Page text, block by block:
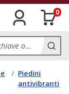
0
/ Piedini
antivibranti